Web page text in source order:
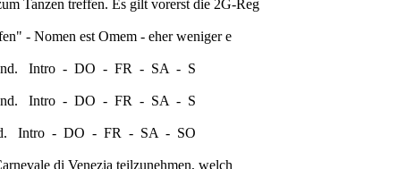
Tanzen treffen. Es gilt vorerst die 2G-Reg
- Nomen est Omem - eher weniger e
Intro - DO - FR - SA - S
Intro - DO - FR - SA - S
Intro - DO - FR - SA - SO
di Venezia teilzunehmen, welch